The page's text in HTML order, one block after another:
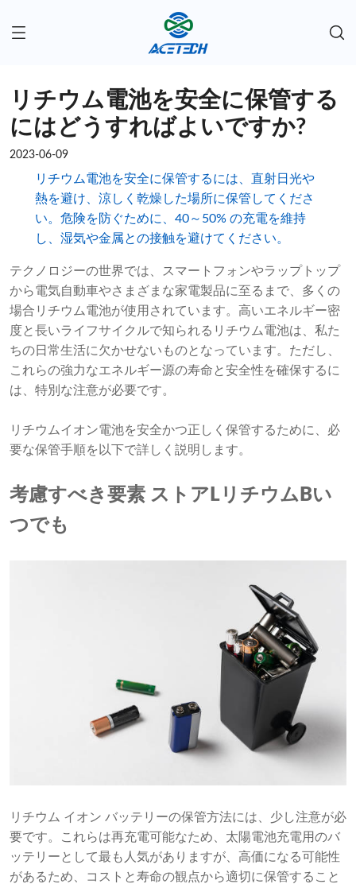
リチウム電池を安全に保管する
にはどうすればよいですか?
2023-06-09
リチウム電池を安全に保管するには、直射日光や
熱を避け、涼しく乾燥した場所に保管してくださ
い。危険を防ぐために、40～50% の充電を維持
し、湿気や金属との接触を避けてください。
テクノロジーの世界では、スマートフォンやラップトップ
から電気自動車やさまざまな家電製品に至るまで、多くの
場合リチウム電池が使用されています。高いエネルギー密
度と長いライフサイクルで知られるリチウム電池は、私た
ちの日常生活に欠かせないものとなっています。ただし、
これらの強力なエネルギー源の寿命と安全性を確保するに
は、特別な注意が必要です。
リチウムイオン電池を安全かつ正しく保管するために、必
要な保管手順を以下で詳しく説明します。
考慮すべき要素 ストア L リチウム Bい
つでも
リチウム イオン バッテリーの保管方法には、少し注意が必
要です。これらは再充電可能なため、太陽電池充電用のバ
ッテリーとして最も人気がありますが、高価になる可能性
があるため、コストと寿命の観点から適切に保管すること